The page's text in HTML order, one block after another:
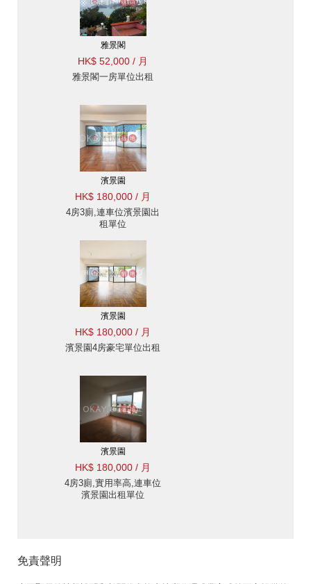
雅景閣
HK$ 52,000 / 月
雅景閣一房單位出租
濱景園
HK$ 180,000 / 月
4房3廁,連車位濱景園出
租單位
濱景園
HK$ 180,000 / 月
濱景園4房豪宅單位出租
濱景園
HK$ 180,000 / 月
4房3廁,實用率高,連車位
濱景園出租單位
免責聲明